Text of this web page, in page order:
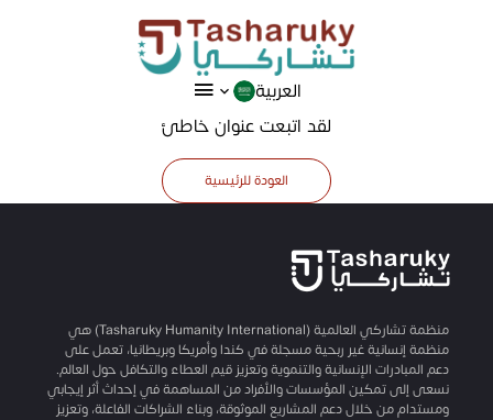
العربية
لقد اتبعت عنوان خاطئ
العودة للرئيسية
منظمة تشاركي العالمية (Tasharuky Humanity International) هي
منظمة إنسانية غير ربحية مسجلة في كندا وأمريكا وبريطانيا، تعمل على
دعم المبادرات الإنسانية والتنموية وتعزيز قيم العطاء والتكافل حول العالم.
نسعى إلى تمكين المؤسسات والأفراد من المساهمة في إحداث أثر إيجابي
ومستدام من خلال دعم المشاريع الموثوقة، وبناء الشراكات الفاعلة، وتعزيز